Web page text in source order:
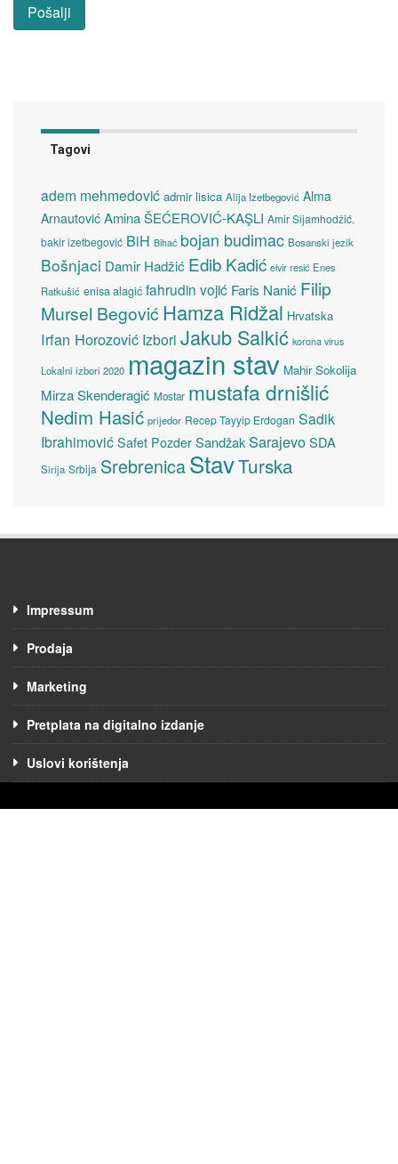
Tagovi
adem mehmedović admir lisica Alija Izetbegović Alma
Arnautović Amina ŠEĆEROVIĆ-KAŞLI Amir Sijamhodžić.
bakir izetbegović BiH Bihać bojan budimac Bosanski jezik
Bošnjaci Damir Hadžić Edib Kadić elvir resić Enes
Ratkušić enisa alagić fahrudin vojić Faris Nanić Filip
Mursel Begović Hamza Ridžal Hrvatska
Irfan Horozović Izbori Jakub Salkić korona virus
Lokalni izbori 2020 magazin stav Mahir Sokolija
Mirza Skenderagić Mostar mustafa drnišlić
Nedim Hasić prijedor Recep Tayyip Erdogan Sadik
Ibrahimović Safet Pozder SandžakSarajevoSDA
Sirija Srbija SrebrenicaStavTurska
Impressum
Prodaja
Marketing
Pretplata na digitalno izdanje
Uslovi korištenja